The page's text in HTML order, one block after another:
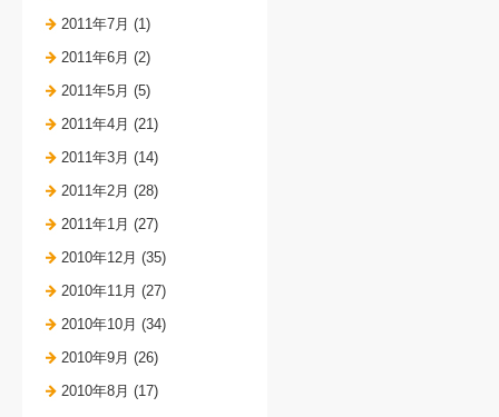
2011年7月 (1)
2011年6月 (2)
2011年5月 (5)
2011年4月 (21)
2011年3月 (14)
2011年2月 (28)
2011年1月 (27)
2010年12月 (35)
2010年11月 (27)
2010年10月 (34)
2010年9月 (26)
2010年8月 (17)